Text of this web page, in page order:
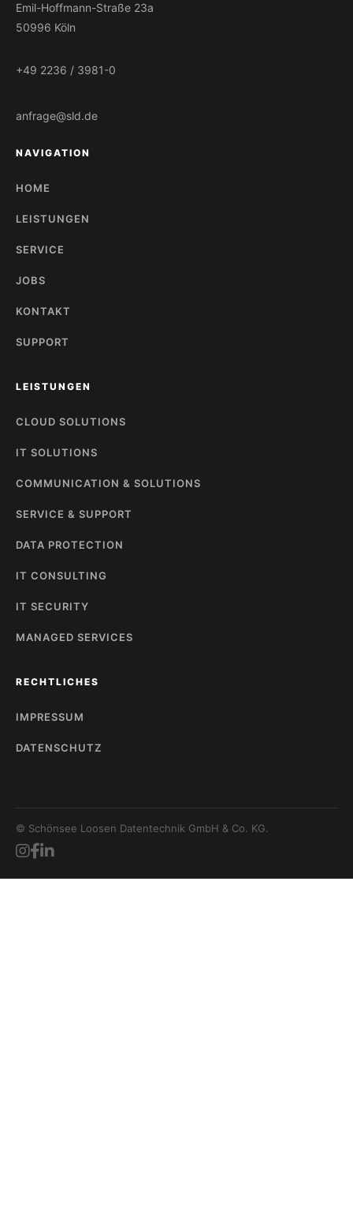
Emil-Hoffmann-Straße 23a
50996 Köln
+49 2236 / 3981-0
anfrage@sld.de
NAVIGATION
HOME
LEISTUNGEN
SERVICE
JOBS
KONTAKT
SUPPORT
LEISTUNGEN
CLOUD SOLUTIONS
IT SOLUTIONS
COMMUNICATION & SOLUTIONS
SERVICE & SUPPORT
DATA PROTECTION
IT CONSULTING
IT SECURITY
MANAGED SERVICES
RECHTLICHES
IMPRESSUM
DATENSCHUTZ
© Schönsee Loosen Datentechnik GmbH & Co. KG.